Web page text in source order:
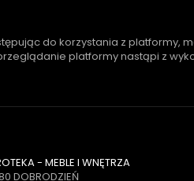
do korzystania z platformy,
platformy nastąpi z
- MEBLE I WNĘTRZA
DOBRODZIEŃ